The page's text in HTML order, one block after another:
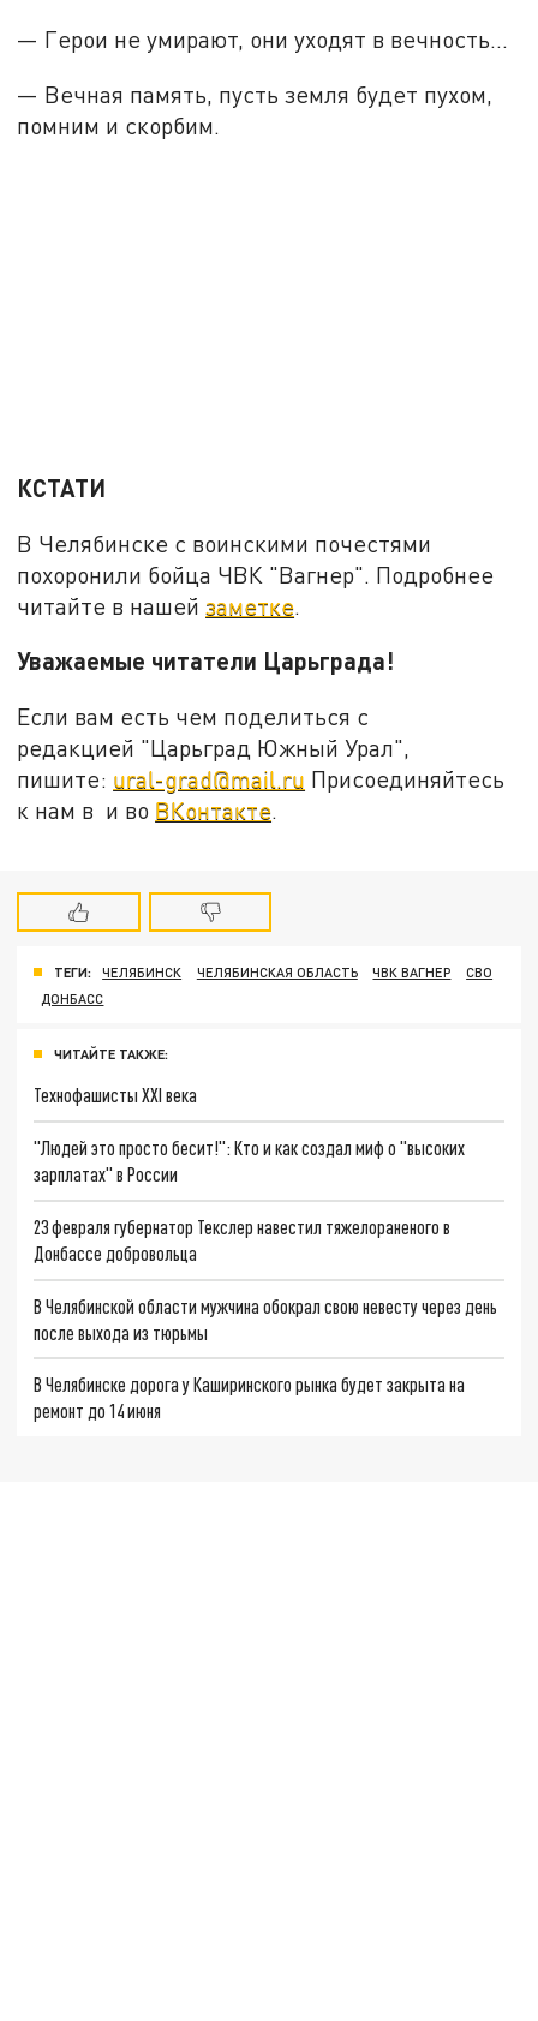
— Герои не умирают, они уходят в вечность...
— Вечная память, пусть земля будет пухом,
помним и скорбим.
КСТАТИ
В Челябинске с воинскими почестями
похоронили бойца ЧВК "Вагнер". Подробнее
читайте в нашейзаметке.
Уважаемые читатели Царьграда!
Если вам есть чем поделиться с
редакцией "Царьград Южный Урал",
пишите: ural-grad@mail.ru Присоединяйтесь
к нам в и во ВКонтакте.
ТЕГИ: ЧЕЛЯБИНСК ЧЕЛЯБИНСКАЯ ОБЛАСТЬ ЧВК ВАГНЕР
СВО
ДОНБАСС
ЧИТАЙТЕ ТАКЖЕ:
Технофашисты XXI века
"Людей это просто бесит!": Кто и как создал миф о "высоких
зарплатах" в России
23 февраля губернатор Текслер навестил тяжелораненого в
Донбассе добровольца
В Челябинской области мужчина обокрал свою невесту через день
после выхода из тюрьмы
В Челябинске дорога у Каширинского рынка будет закрыта на
ремонт до 14 июня